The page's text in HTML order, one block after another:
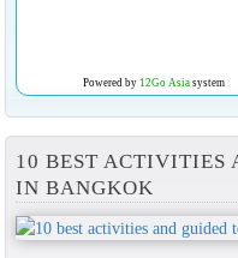
Powered by 12Go Asiasystem
10 BEST ACTIVITIES
IN BANGKOK